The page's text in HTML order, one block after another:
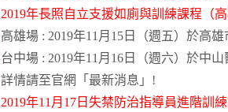
2019年長照自立支援如廁與訓練課程（高
高雄場 : 2019年11月15日（週五）於高
台中場 : 2019年11月16日（週六）於中
詳情請至官網
「最新消息」 !
2019年11月17日失禁防治指導員進階訓